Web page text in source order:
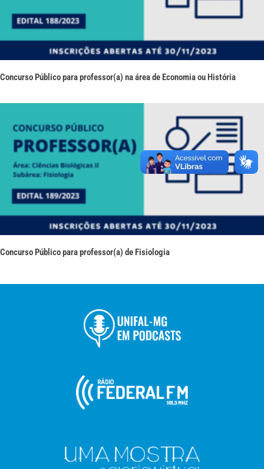
Concurso Público para professor(a) na área de Economia ou História
Concurso Público para professor(a) de Fisiologia